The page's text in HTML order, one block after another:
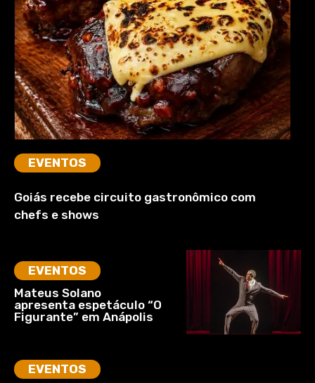
EVENTOS
Goiás recebe circuito gastronômico com
chefs e shows
EVENTOS
Mateus Solano
apresenta espetáculo “O
Figurante” em Anápolis
EVENTOS